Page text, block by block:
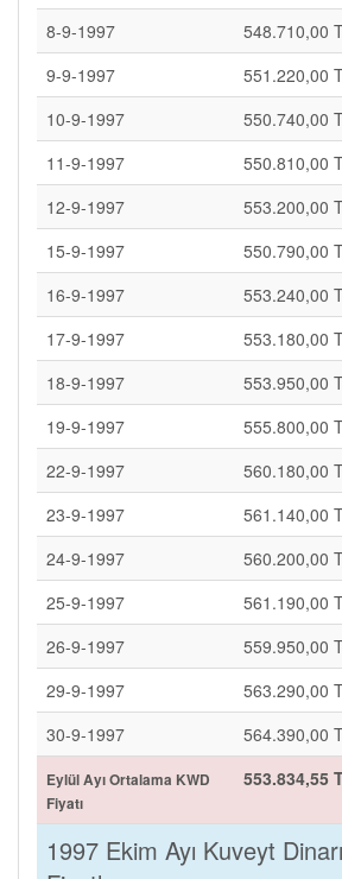
8-9-1997
548.710,00
9-9-1997
551.220,00
10-9-1997
550.740,00
11-9-1997
550.810,00
12-9-1997
553.200,00
15-9-1997
550.790,00
16-9-1997
553.240,00
17-9-1997
553.180,00
18-9-1997
553.950,00
19-9-1997
555.800,00
22-9-1997
560.180,00
23-9-1997
561.140,00
24-9-1997
560.200,00
25-9-1997
561.190,00
26-9-1997
559.950,00
29-9-1997
563.290,00
30-9-1997
564.390,00
Eylül Ayı Ortalama KWD
Fiyatı
553.834,55
1997 Ekim Ayı Kuveyt